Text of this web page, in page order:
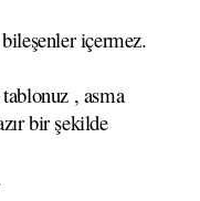
bileşenler içermez.
, asma
bir şekilde